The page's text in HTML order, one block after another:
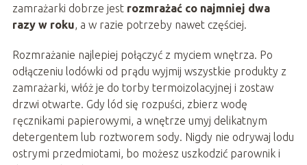
zamrażarki dobrze jest rozmrażać co najmniej dwa
razy w roku, a w razie potrzeby nawet częściej.
Rozmrażanie najlepiej połączyć z myciem wnętrza. Po
odłączeniu lodówki od prądu wyjmij wszystkie produkty z
zamrażarki, włóż je do torby termoizolacyjnej i zostaw
drzwi otwarte. Gdy lód się rozpuści, zbierz wodę
ręcznikami papierowymi, a wnętrze umyj delikatnym
detergentem lub roztworem sody. Nigdy nie odrywaj lodu
ostrymi przedmiotami, bo możesz uszkodzić parownik i